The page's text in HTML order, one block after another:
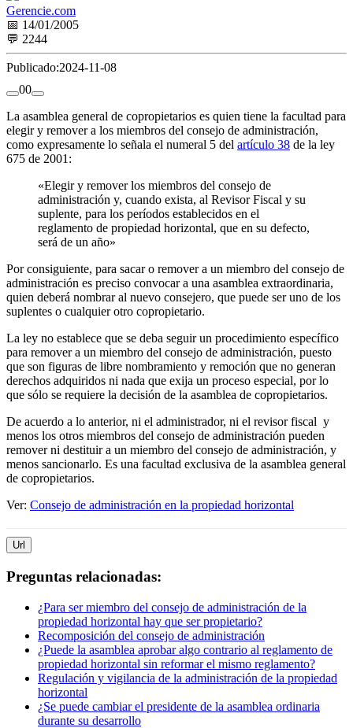
Gerencie.com
📅 14/01/2005
💬 2244
Publicado:2024-11-08
00
La asamblea general de copropietarios es quien tiene la facultad para
elegir y remover a los miembros del consejo de administración,
como expresamente lo señala el numeral 5 del artículo 38 de la ley
675 de 2001:
«Elegir y remover los miembros del consejo de
administración y, cuando exista, al Revisor Fiscal y su
suplente, para los períodos establecidos en el
reglamento de propiedad horizontal, que en su defecto,
será de un año»
Por consiguiente, para sacar o remover a un miembro del consejo de
administración es preciso convocar a una asamblea extraordinaria,
quien deberá nombrar al nuevo consejero, que puede ser uno de los
suplentes o cualquier otro copropietario.
La ley no establece que se deba seguir un procedimiento específico
para remover a un miembro del consejo de administración, puesto
que son figuras de libre nombramiento y remoción que no generan
derechos adquiridos ni nada que exija un proceso especial, por lo
que sólo se requiere la decisión de la asamblea de copropietarios.
De acuerdo a lo anterior, ni el administrador, ni el revisor fiscal y
menos los otros miembros del consejo de administración pueden
remover ni destituir a un miembro del consejo de administración, y
menos sancionarlo. Es una facultad exclusiva de la asamblea general
de copropietarios.
Ver: Consejo de administración en la propiedad horizontal
Url
Preguntas relacionadas:
¿Para ser miembro del consejo de administración de la
propiedad horizontal hay que ser propietario?
Recomposición del consejo de administración
¿Puede la asamblea aprobar algo contrario al reglamento de
propiedad horizontal sin reformar el mismo reglamento?
Regulación y vigilancia de la administración de la propiedad
horizontal
¿Se puede cambiar el presidente de la asamblea ordinaria
durante su desarrollo